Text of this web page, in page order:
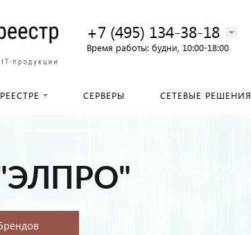
+7 (495) 134-38-18‬
Время работы: будни, 10:00-18:00
СЕРВЕРЫ СЕТЕВЫЕ РЕШЕНИЯ